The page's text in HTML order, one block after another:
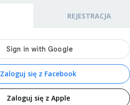
REJESTRACJA
Zaloguj się z Facebook
Zaloguj się z Apple